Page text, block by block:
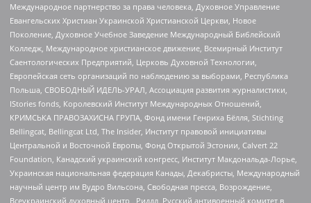
Международное партнерство за права человека, Духовное Управление
Евангельских Христиан Украинской Христианской Церкви, Новое
Поколение, Духовное Учебное Заведение Международный Библейский
Колледж, Международное христианское движение, Всемирный Институт
Саентологических Предприятий, Церковь Духовной Технологии,
Европейская сеть организаций по наблюдению за выборами, Республика
Польша, СВОБОДНЫЙ ИДЕЛЬ-УРАЛ, Ассоциация развития журналистики,
IStories fonds, Королевский Институт Международных Отношений,
КРИМСЬКА ПРАВОЗАХИСНА ГРУПА, Фонд имени Генриха Бёлля, Stichting
Bellingcat, Bellingcat Ltd, The Insider, Институт правовой инициативы
Центральной и Восточной Европы, Фонд Открытой Эстонии, Calvert 22
Foundation, Канадский украинский конгресс, Институт Макдональда-Лорье,
Украинская национальная федерация Канады, Декабристы, Международный
научный центр им Вудро Вильсона, Свободная пресса, Возрождение,
Всеукраинский духовный центр , Риддл, Русский антивоенный комитет в